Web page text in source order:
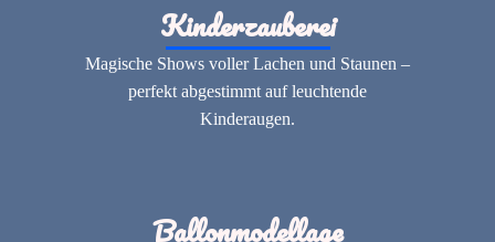
Kinderzauberei
Magische Shows voller Lachen und Staunen –
perfekt abgestimmt auf leuchtende
Kinderaugen.
Ballonmodellage